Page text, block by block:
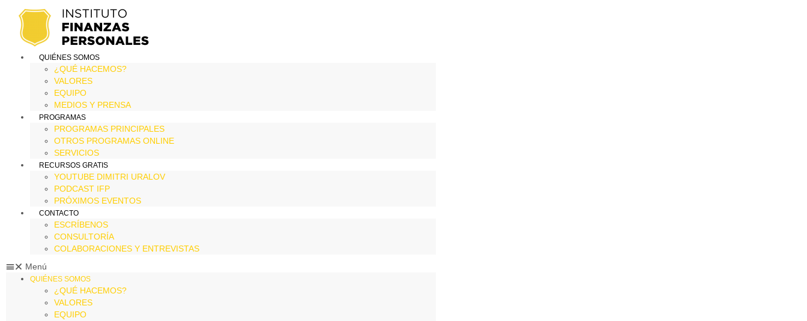
QUIÉNES SOMOS
¿QUÉ HACEMOS?
VALORES
EQUIPO
MEDIOS Y PRENSA
PROGRAMAS
PROGRAMAS PRINCIPALES
OTROS PROGRAMAS ONLINE
SERVICIOS
RECURSOS GRATIS
YOUTUBE DIMITRI URALOV
PODCAST IFP
PRÓXIMOS EVENTOS
CONTACTO
ESCRÍBENOS
CONSULTORÍA
COLABORACIONES Y ENTREVISTAS
Menú
QUIÉNES SOMOS
¿QUÉ HACEMOS?
VALORES
EQUIPO